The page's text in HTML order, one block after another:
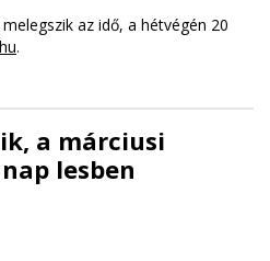
az idő, a hétvégén 20
.
a márciusi
lesben